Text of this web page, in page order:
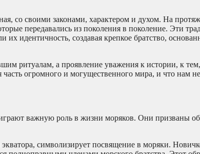
со своими законами, характером и духом. На
передавались из поколения в поколение. Эти
идентичность, создавая крепкое братство,
ритуалам, а проявление уважения к истории, к
огромного и могущественного мира, и что нам
важную роль в жизни моряков. Они призваны
символизирует посвящение в моряки.